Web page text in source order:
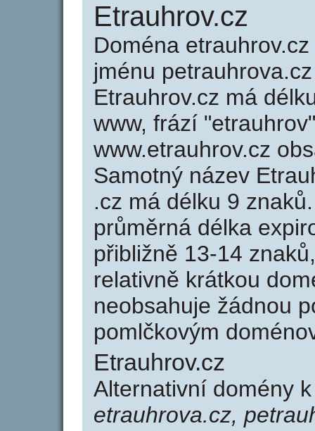
Etrauhrov.cz
Doména
jménu
Etrauhrov.cz má
www, frází
www.etrauhrov.cz
Samotný název
.cz má délku 9
průměrná délka
přibližně 13-14
relativně krátkou
neobsahuje žádnou
pomlčkovým
Etrauhrov.cz
Alternativní domény
etrauhrova.cz,